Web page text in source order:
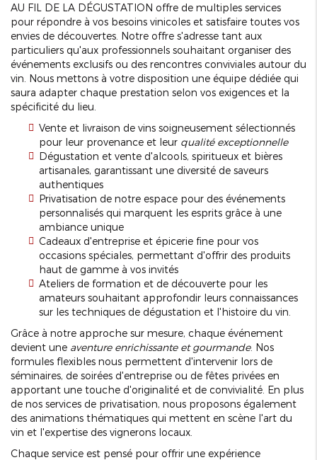
AU FIL DE LA DÉGUSTATION offre de multiples services
pour répondre à vos besoins vinicoles et satisfaire toutes vos
envies de découvertes. Notre offre s'adresse tant aux
particuliers qu'aux professionnels souhaitant organiser des
événements exclusifs ou des rencontres conviviales autour du
vin. Nous mettons à votre disposition une équipe dédiée qui
saura adapter chaque prestation selon vos exigences et la
spécificité du lieu.
Vente et livraison de vins soigneusement sélectionnés
pour leur provenance et leur qualité exceptionnelle
Dégustation et vente d'alcools, spiritueux et bières
artisanales, garantissant une diversité de saveurs
authentiques
Privatisation de notre espace pour des événements
personnalisés qui marquent les esprits grâce à une
ambiance unique
Cadeaux d'entreprise et épicerie fine pour vos
occasions spéciales, permettant d'offrir des produits
haut de gamme à vos invités
Ateliers de formation et de découverte pour les
amateurs souhaitant approfondir leurs connaissances
sur les techniques de dégustation et l'histoire du vin.
Grâce à notre approche sur mesure, chaque événement
devient une aventure enrichissante et gourmande. Nos
formules flexibles nous permettent d'intervenir lors de
séminaires, de soirées d'entreprise ou de fêtes privées en
apportant une touche d'originalité et de convivialité. En plus
de nos services de privatisation, nous proposons également
des animations thématiques qui mettent en scène l'art du
vin et l'expertise des vignerons locaux.
Chaque service est pensé pour offrir une expérience